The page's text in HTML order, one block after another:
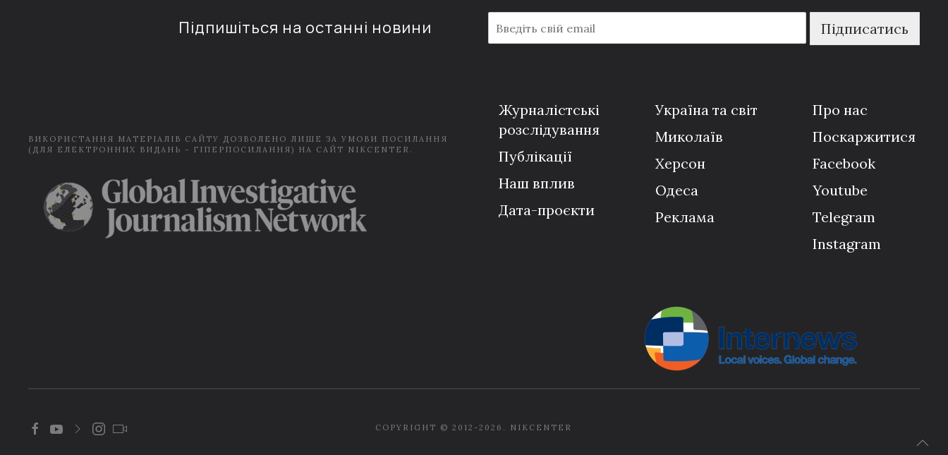
Підпишіться на останні новини
m
a
Підписатись
ВИКОРИСТАННЯ МАТЕРІАЛІВ САЙТУ ДОЗВОЛЕНО ЛИШЕ ЗА УМОВИ ПОСИЛАННЯ
(ДЛЯ ЕЛЕКТРОННИХ ВИДАНЬ - ГІПЕРПОСИЛАННЯ) НА САЙТ NIKCENTER.
Журналістські
розслідування
Публікації
Наш вплив
Дата-проєкти
Україна та світ
Миколаїв
Херсон
Одеса
Реклама
Про нас
Поскаржитися
Facebook
Youtube
Telegram
Instagram
COPYRIGHT © 2012-2026. NIKCENTER